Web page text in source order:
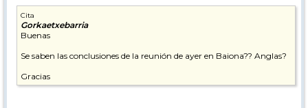
Cita
Gorkaetxebarria
Buenas
Se saben las conclusiones de la reunión de ayer en Baiona?? Anglas?
Gracias